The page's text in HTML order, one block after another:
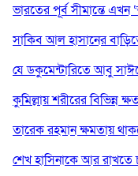
ভারতের পূর্ব সীমান্তে
সাকিব আল হাসানের
যে ডকুমেন্টারিতে আবু
কুমিল্লায় শরীরের বিভিন্ন
তারেক রহমান ক্ষমতায়
শেখ হাসিনাকে আর